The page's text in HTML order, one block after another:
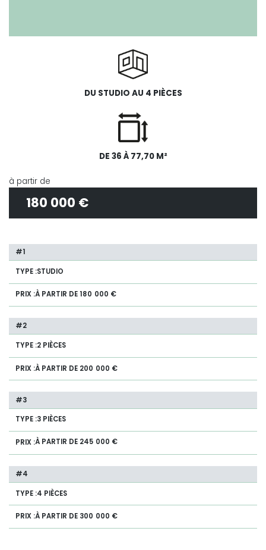
DU STUDIO AU 4 PIÈCES
DE 36 À 77,70 M²
à partir de
180 000 €
STUDIO
À PARTIR DE 180 000 €
2 PIÈCES
À PARTIR DE 200 000 €
3 PIÈCES
À PARTIR DE 245 000 €
4 PIÈCES
À PARTIR DE 300 000 €